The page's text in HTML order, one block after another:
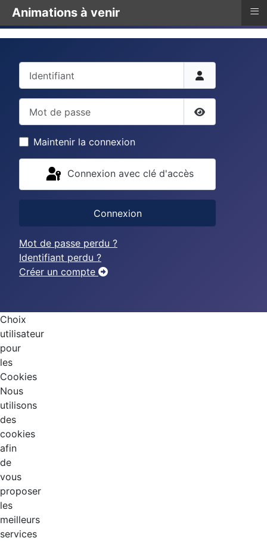
Afficher le
Maintenir la connexion
Connexion avec clé d'accès
Connexion
Mot de passe perdu ?
Identifiant perdu ?
Créer un compte
Choix
utilisateur
pour
les
Cookies
Nous
utilisons
des
cookies
afin
de
vous
proposer
les
meilleurs
services
Animations à venir ≡